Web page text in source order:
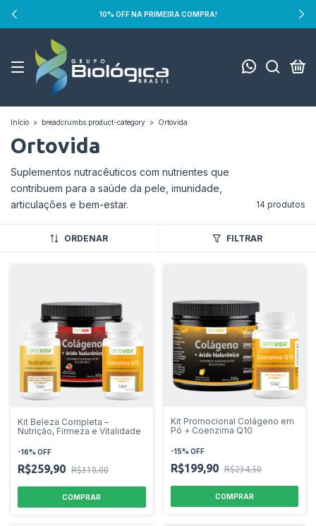
10% OFF NA PRIMEIRA COMPRA!
Início > breadcrumbs.product-category > Ortovida
Ortovida
Suplementos nutracêuticos com nutrientes que
contribuem para a saúde da pele, imunidade,
articulações e bem-estar.
14 produtos
ORDENAR FILTRAR
Kit Beleza Completa –
Nutrição, Firmeza e Vitalidade
-16% OFF
R$259,90 R$310,00
COMPRAR
Kit Promocional Colágeno em
Pó + Coenzima Q10
-15% OFF
R$199,90 R$234,50
COMPRAR